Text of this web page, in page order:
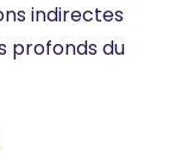
indirectes
profonds du